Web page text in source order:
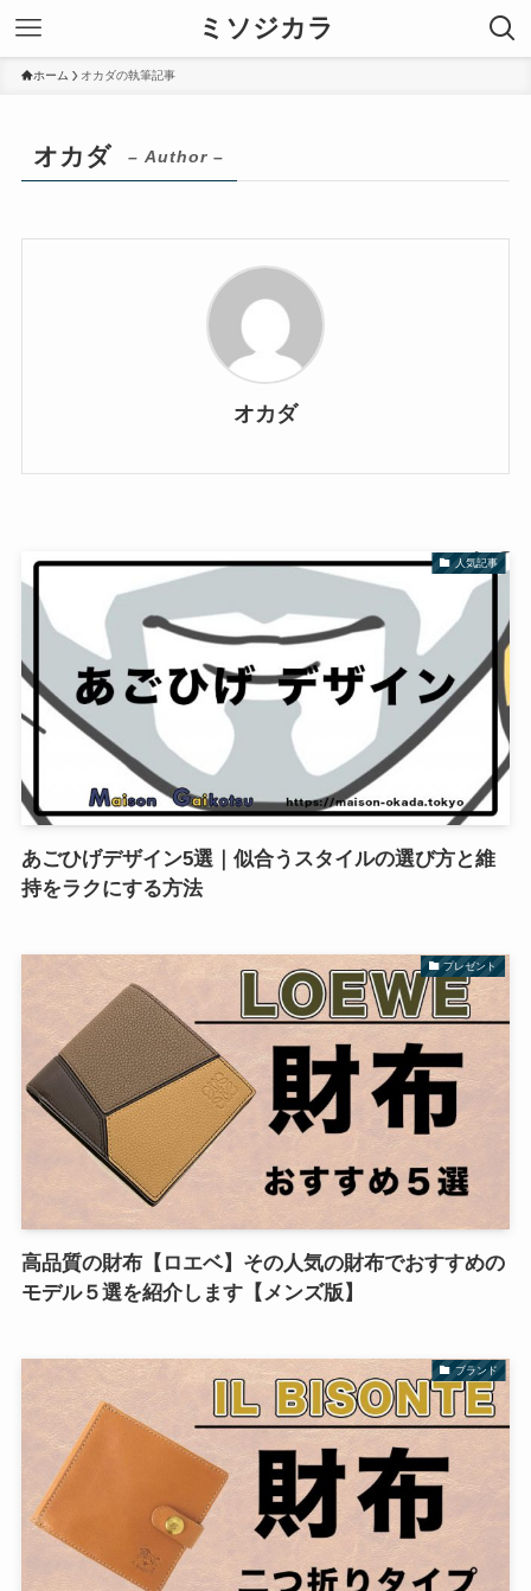
ミソジカラ
ホーム オカダの執筆記事
オカダ – Author –
オカダ
人気記事
あごひげデザイン5選｜似合うスタイルの選び方と維
持をラクにする方法
プレゼント
高品質の財布【ロエベ】その人気の財布でおすすめの
モデル５選を紹介します【メンズ版】
ブランド